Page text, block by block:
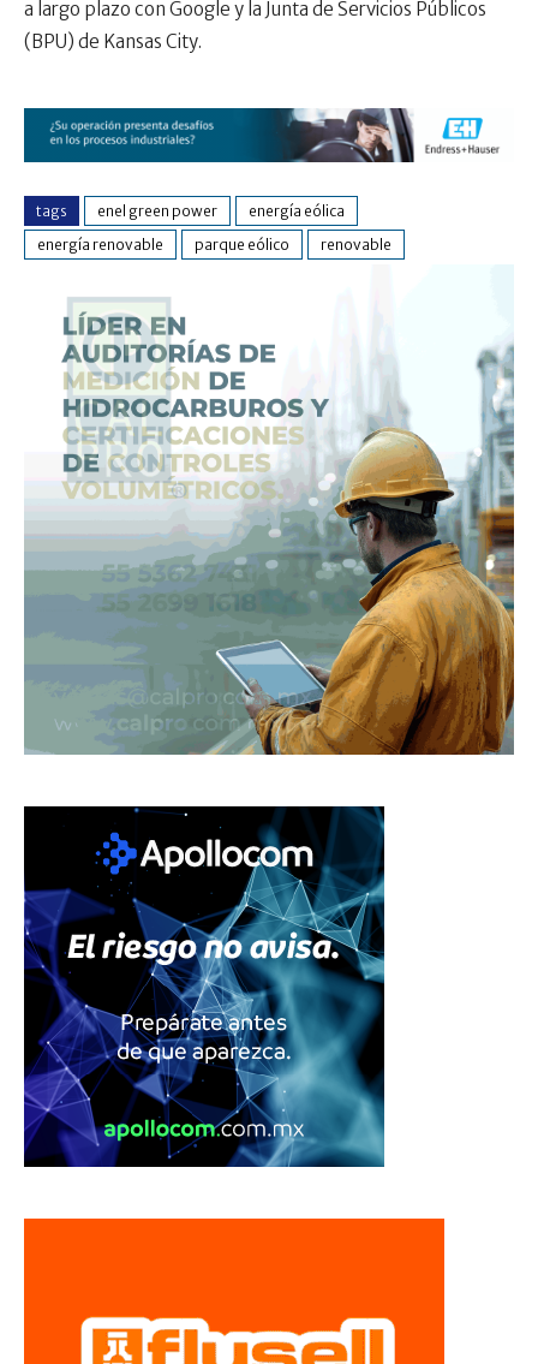
a largo plazo con Google y la Junta de Servicios Públicos
(BPU) de Kansas City.
tags enel green power
energía eólica
energía renovable
parque eólico renovable